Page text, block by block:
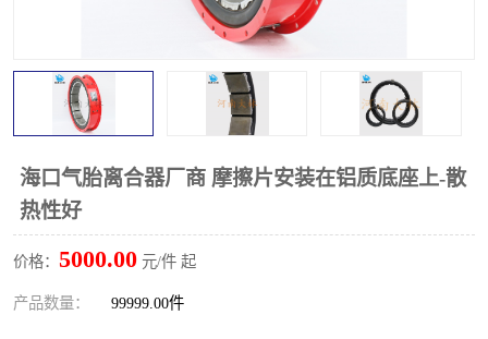
海口气胎离合器厂商 摩擦片安装在铝质底座上-散
热性好
价格： 5000.00 元/件 起
产品数量： 99999.00件
联轴器